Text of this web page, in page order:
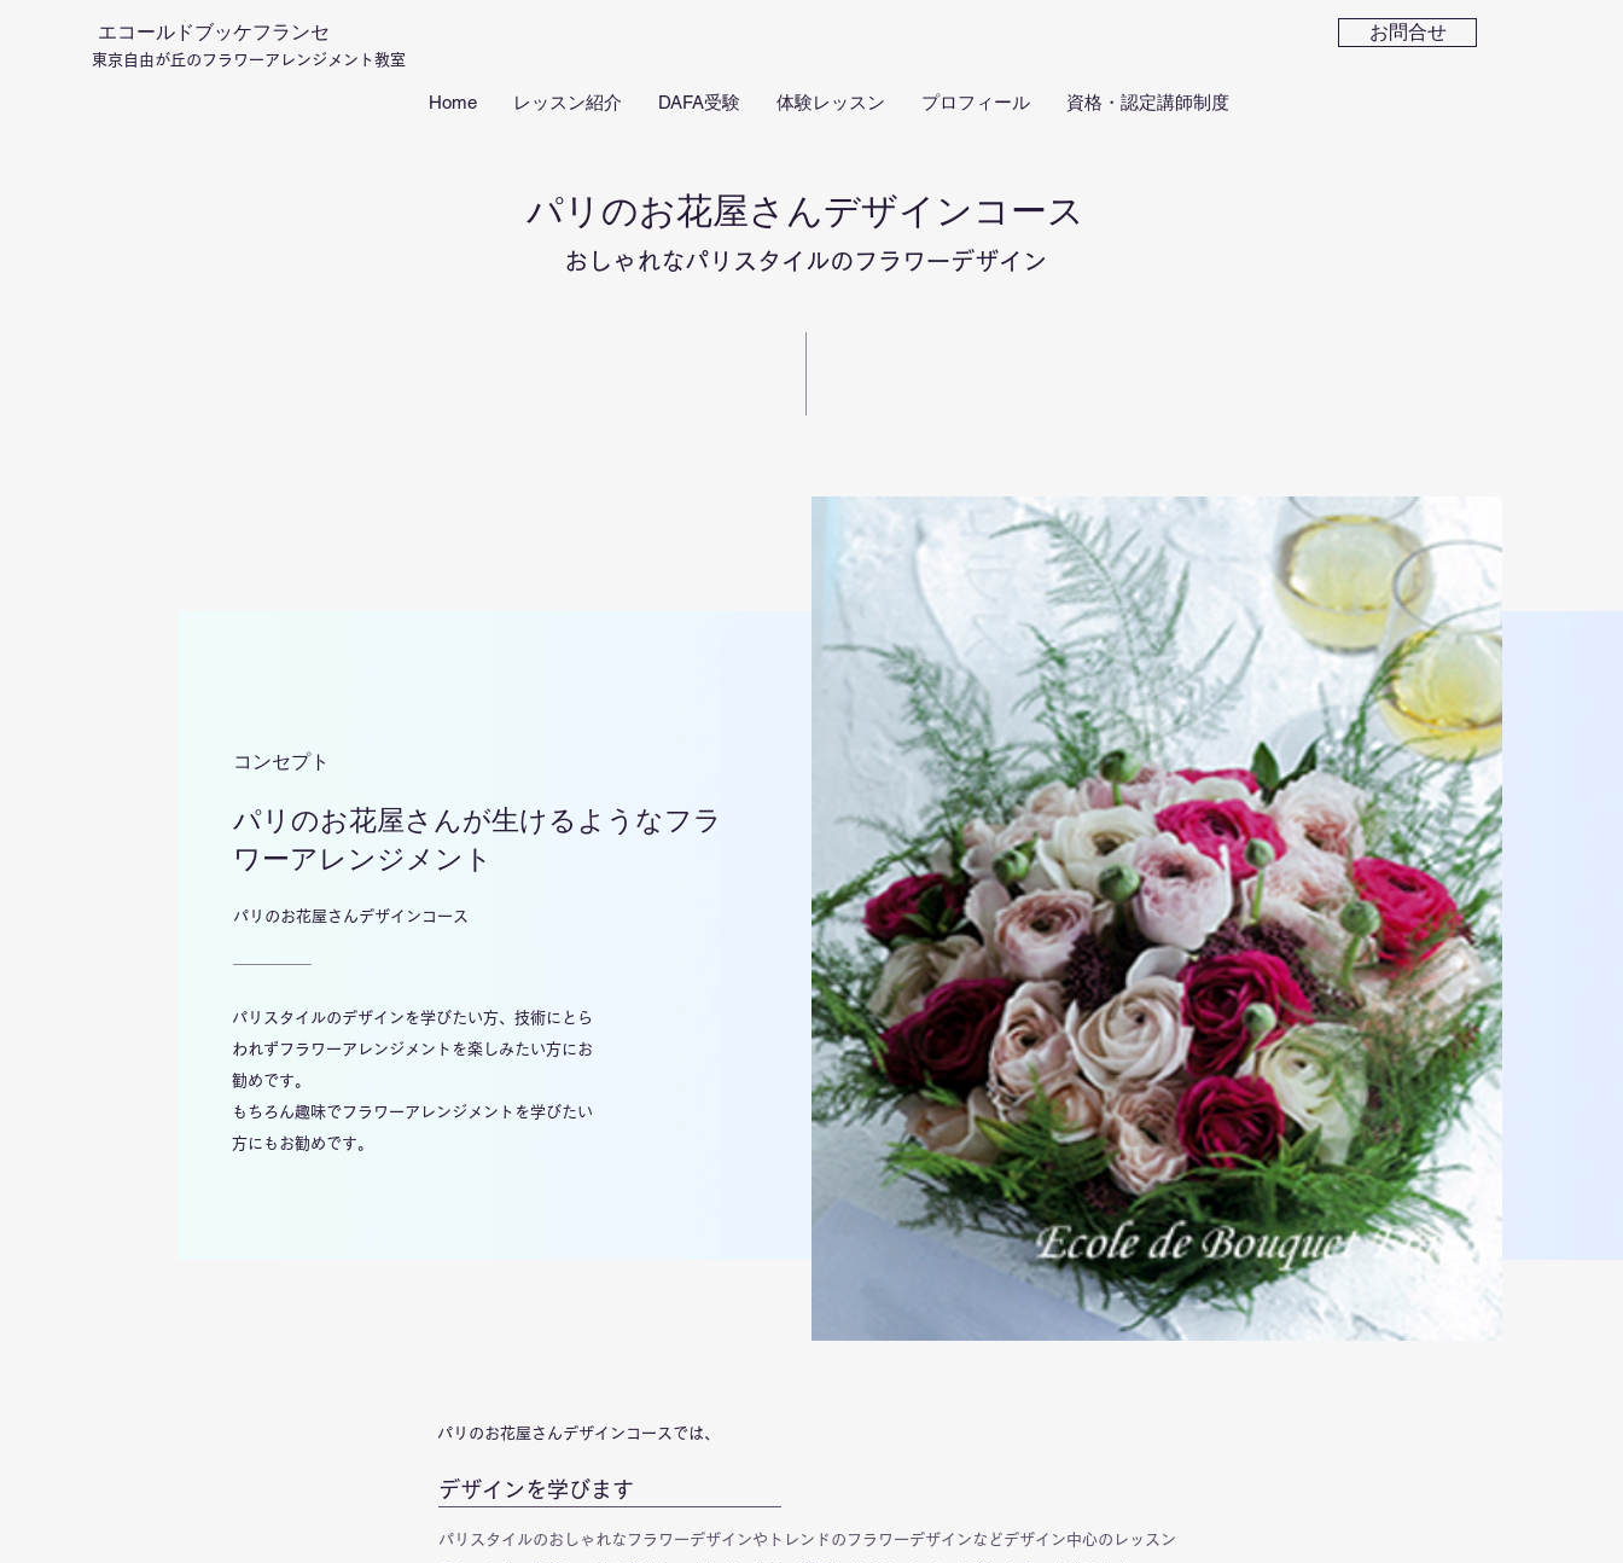
エコールドブッケフランセ
東京自由が丘のフラワーアレンジメント教室
Home レッスン紹介 DAFA受験 体験レッスン プロフィール 資格・認定講師制度
お問合せ
パリのお花屋さんデザインコース
おしゃれなパリスタイルのフラワーデザイン
コンセプト
パリのお花屋さんが生けるようなフラ
ワーアレンジメント
パリのお花屋さんデザインコース
パリスタイルのデザインを学びたい方、技術にとら
われずフラワーアレンジメントを楽しみたい方にお
勧めです。
もちろん趣味でフラワーアレンジメントを学びたい
方にもお勧めです。
パリのお花屋さんデザインコースでは、
デザインを学びます
パリスタイルのおしゃれなフラワーデザインやトレンドのフラワーデザインなどデザイン中心のレッスン